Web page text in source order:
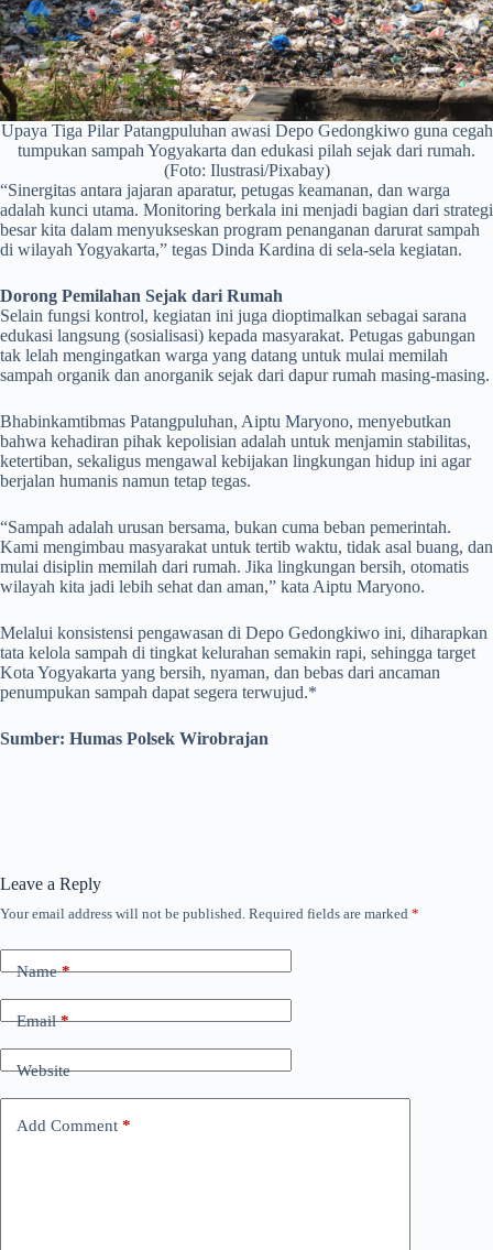
Upaya Tiga Pilar Patangpuluhan awasi Depo Gedongkiwo guna cegah
tumpukan sampah Yogyakarta dan edukasi pilah sejak dari rumah.
(Foto: Ilustrasi/Pixabay)
“Sinergitas antara jajaran aparatur, petugas keamanan, dan warga
adalah kunci utama. Monitoring berkala ini menjadi bagian dari strategi
besar kita dalam menyukseskan program penanganan darurat sampah
di wilayah Yogyakarta,” tegas Dinda Kardina di sela-sela kegiatan.
Dorong Pemilahan Sejak dari Rumah
Selain fungsi kontrol, kegiatan ini juga dioptimalkan sebagai sarana
edukasi langsung (sosialisasi) kepada masyarakat. Petugas gabungan
tak lelah mengingatkan warga yang datang untuk mulai memilah
sampah organik dan anorganik sejak dari dapur rumah masing-masing.
Bhabinkamtibmas Patangpuluhan, Aiptu Maryono, menyebutkan
bahwa kehadiran pihak kepolisian adalah untuk menjamin stabilitas,
ketertiban, sekaligus mengawal kebijakan lingkungan hidup ini agar
berjalan humanis namun tetap tegas.
“Sampah adalah urusan bersama, bukan cuma beban pemerintah.
Kami mengimbau masyarakat untuk tertib waktu, tidak asal buang, dan
mulai disiplin memilah dari rumah. Jika lingkungan bersih, otomatis
wilayah kita jadi lebih sehat dan aman,” kata Aiptu Maryono.
Melalui konsistensi pengawasan di Depo Gedongkiwo ini, diharapkan
tata kelola sampah di tingkat kelurahan semakin rapi, sehingga target
Kota Yogyakarta yang bersih, nyaman, dan bebas dari ancaman
penumpukan sampah dapat segera terwujud.*
Sumber: Humas Polsek Wirobrajan
Leave a Reply
Your email address will not be published. Required fields are marked *
Name*
Email*
Website
Add Comment *